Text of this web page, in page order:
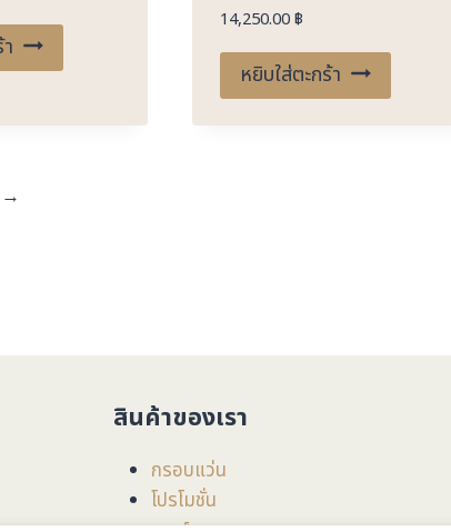
14,250.00฿
หยิบใส่ตะกร้า
→
สินค้าของเรา
กรอบแว่น
โปรโมชั่น